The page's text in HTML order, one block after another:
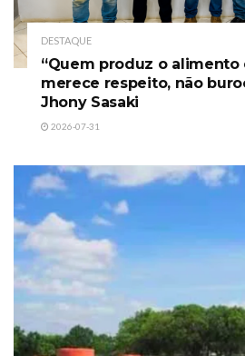
DESTAQUE
“Quem produz o alimento
merece respeito, não
Jhony Sasaki
2026-07-31